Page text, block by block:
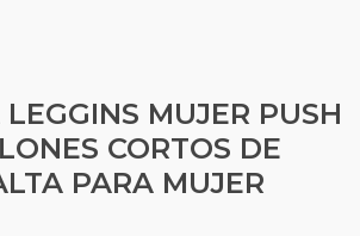
MUJER PUSH
CORTOS DE
PARA MUJER